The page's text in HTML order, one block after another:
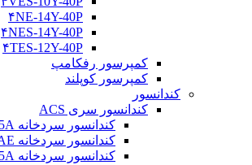
۴NE-14Y-40P
۴NES-14Y-40P
۴TES-12Y-40P
کمپرسور رفکامپ
کمپرسور کوپلند
کندانسور
کندانسور سری ACS
کندانسور سردخانه ACS-135A
کندانسور سردخانه ACS-135AE
کندانسور سردخانه ACS-145A